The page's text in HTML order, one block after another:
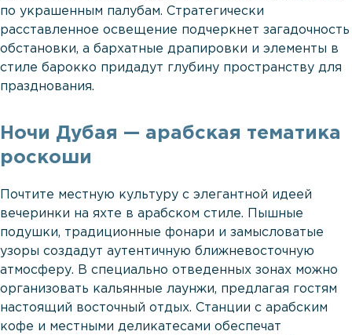
по украшенным палубам. Стратегически
расставленное освещение подчеркнет загадочность
обстановки, а бархатные драпировки и элементы в
стиле барокко придадут глубину пространству для
празднования.
Ночи Дубая — арабская тематика
роскоши
Почтите местную культуру с элегантной идеей
вечеринки на яхте в арабском стиле. Пышные
подушки, традиционные фонари и замысловатые
узоры создадут аутентичную ближневосточную
атмосферу. В специально отведенных зонах можно
организовать кальянные лаунжи, предлагая гостям
настоящий восточный отдых. Станции с арабским
кофе и местными деликатесами обеспечат